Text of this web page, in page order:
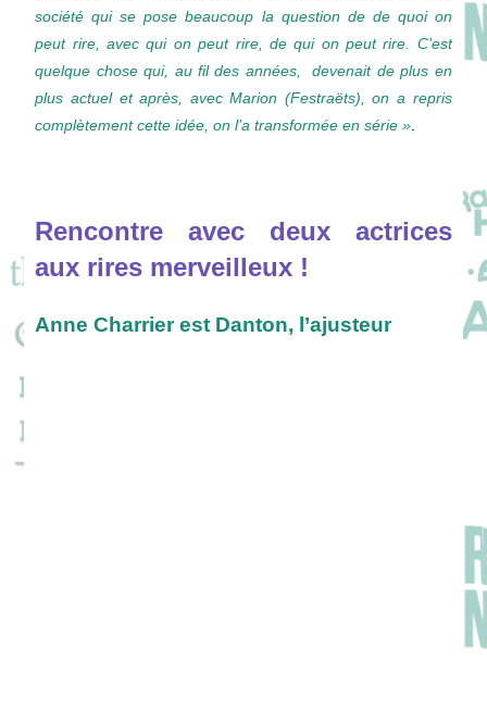
société qui se pose beaucoup la question de de quoi on
peut rire, avec qui on peut rire, de qui on peut rire. C’est
quelque chose qui, au fil des années, devenait de plus en
plus actuel et après, avec Marion (Festraëts), on a repris
complètement cette idée, on l’a transformée en série »
Rencontre avec deux actrices
aux rires merveilleux !
Anne Charrier est Danton, l’ajusteur